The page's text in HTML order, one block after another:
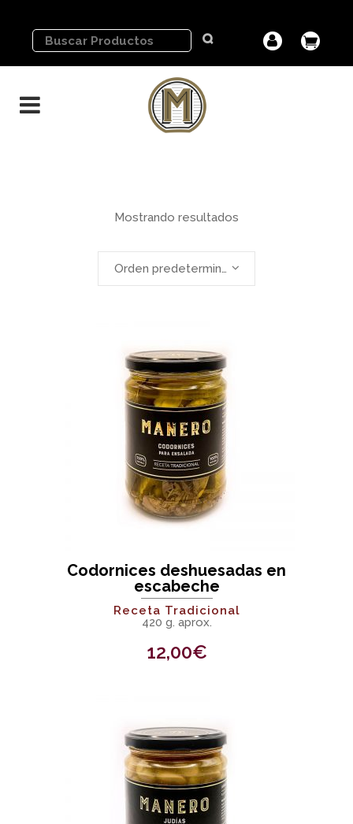
Mostrando resultados
Orden predeterminado
Codornices deshuesadas en
escabeche
Receta Tradicional
420 g. aprox.
12,00€